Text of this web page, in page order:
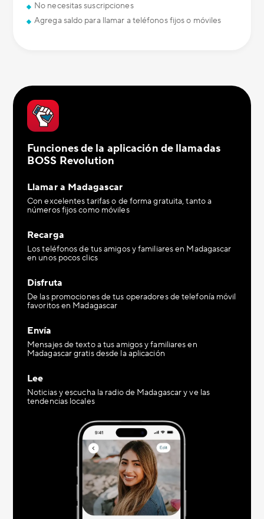
No necesitas suscripciones
Agrega saldo para llamar a teléfonos fijos o móviles
Funciones de la aplicación de llamadas
BOSS Revolution
Llamar a Madagascar
Con excelentes tarifas o de forma gratuita, tanto a
números fijos como móviles
Recarga
Los teléfonos de tus amigos y familiares en Madagascar
en unos pocos clics
Disfruta
De las promociones de tus operadores de telefonía móvil
favoritos en Madagascar
Envía
Mensajes de texto a tus amigos y familiares en
Madagascar gratis desde la aplicación
Lee
Noticias y escucha la radio de Madagascar y ve las
tendencias locales